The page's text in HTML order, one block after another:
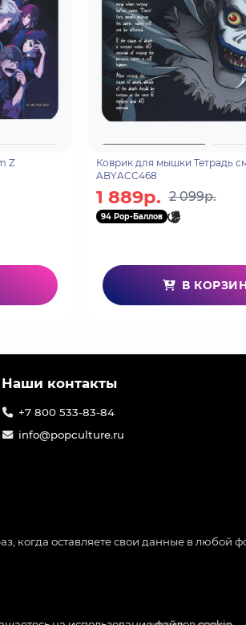
Z
Коврик для мышки Тетрадь
ABYACC468
1 889р. 2 099р.
94 Pop-Баллов
В
Наши контакты
+7 800 533-83-84
info@popculture.ru
когда оставляете свои данные в любой